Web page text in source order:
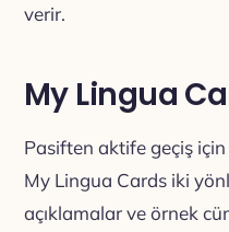
verir.
My Lingua
Pasiften aktife geçiş
My Lingua Cards iki
açıklamalar ve örnek